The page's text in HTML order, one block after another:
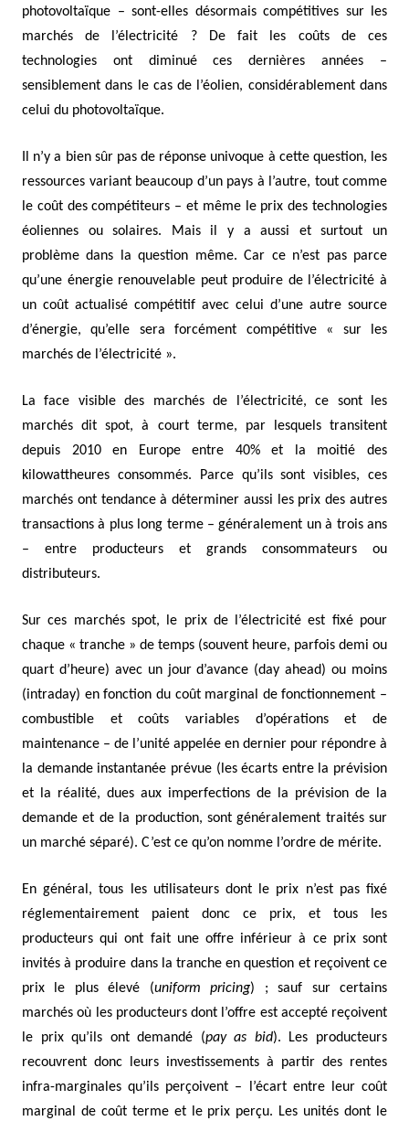
photovoltaïque – sont-elles désormais compétitives sur les
marchés de l’électricité ? De fait les coûts de ces
technologies ont diminué ces dernières années –
sensiblement dans le cas de l’éolien, considérablement dans
celui du photovoltaïque.
Il n’y a bien sûr pas de réponse univoque à cette question, les
ressources variant beaucoup d’un pays à l’autre, tout comme
le coût des compétiteurs – et même le prix des technologies
éoliennes ou solaires. Mais il y a aussi et surtout un
problème dans la question même. Car ce n’est pas parce
qu’une énergie renouvelable peut produire de l’électricité à
un coût actualisé compétitif avec celui d’une autre source
d’énergie, qu’elle sera forcément compétitive « sur les
marchés de l’électricité ».
La face visible des marchés de l’électricité, ce sont les
marchés dit spot, à court terme, par lesquels transitent
depuis 2010 en Europe entre 40% et la moitié des
kilowattheures consommés. Parce qu’ils sont visibles, ces
marchés ont tendance à déterminer aussi les prix des autres
transactions à plus long terme – généralement un à trois ans
– entre producteurs et grands consommateurs ou
distributeurs.
Sur ces marchés spot, le prix de l’électricité est fixé pour
chaque « tranche » de temps (souvent heure, parfois demi ou
quart d’heure) avec un jour d’avance (day ahead) ou moins
(intraday) en fonction du coût marginal de fonctionnement –
combustible et coûts variables d’opérations et de
maintenance – de l’unité appelée en dernier pour répondre à
la demande instantanée prévue (les écarts entre la prévision
et la réalité, dues aux imperfections de la prévision de la
demande et de la production, sont généralement traités sur
un marché séparé). C’est ce qu’on nomme l’ordre de mérite.
En général, tous les utilisateurs dont le prix n’est pas fixé
réglementairement paient donc ce prix, et tous les
producteurs qui ont fait une offre inférieur à ce prix sont
invités à produire dans la tranche en question et reçoivent ce
prix le plus élevé (uniform pricing) ; sauf sur certains
marchés où les producteurs dont l’offre est accepté reçoivent
le prix qu’ils ont demandé (pay as bid). Les producteurs
recouvrent donc leurs investissements à partir des rentes
infra-marginales qu’ils perçoivent – l’écart entre leur coût
marginal de coût terme et le prix perçu. Les unités dont le